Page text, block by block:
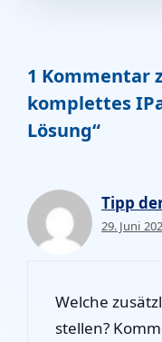
1 Kommentar
komplettes
Lösung“
Tipp
29. Juni
Welche
stellen?